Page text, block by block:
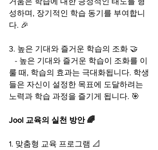
성하며, 장기적인 학습 동기를 부여합니
다. 🎉
3. 높은 기대와 즐거운 학습의 조화 🤝
룰 때, 학습의 효과는 극대화됩니다. 학생
들은 자신이 설정한 목표에 도달하려는
노력과 학습 과정을 즐기게 됩니다. 🎯
Jool 교육의 실천 방안 🌈
1. 맞춤형 교육 프로그램 📐